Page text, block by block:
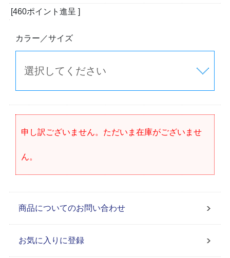
[460ポイント進呈 ]
カラー／サイズ
申し訳ございません。ただいま在庫がございませ
ん。
商品についてのお問い合わせ
お気に入りに登録